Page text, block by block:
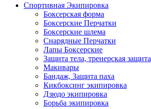
Спортивная Экипировка
Боксерская форма
Боксерские Перчатки
Боксерские шлема
Снарядные Перчатки
Лапы Боксерские
Защита тела, тренерская защита
Макивары
Бандаж, Защита паха
Кикбоксинг экипировка
Дзюдо экипировка
Борьба экипировка